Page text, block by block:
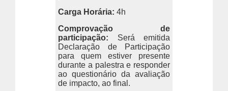
Carga Horária: 4h
Comprovação de
participação: Será emitida
Declaração de Participação
para quem estiver presente
durante a palestra e responder
ao questionário da avaliação
de impacto, ao final.